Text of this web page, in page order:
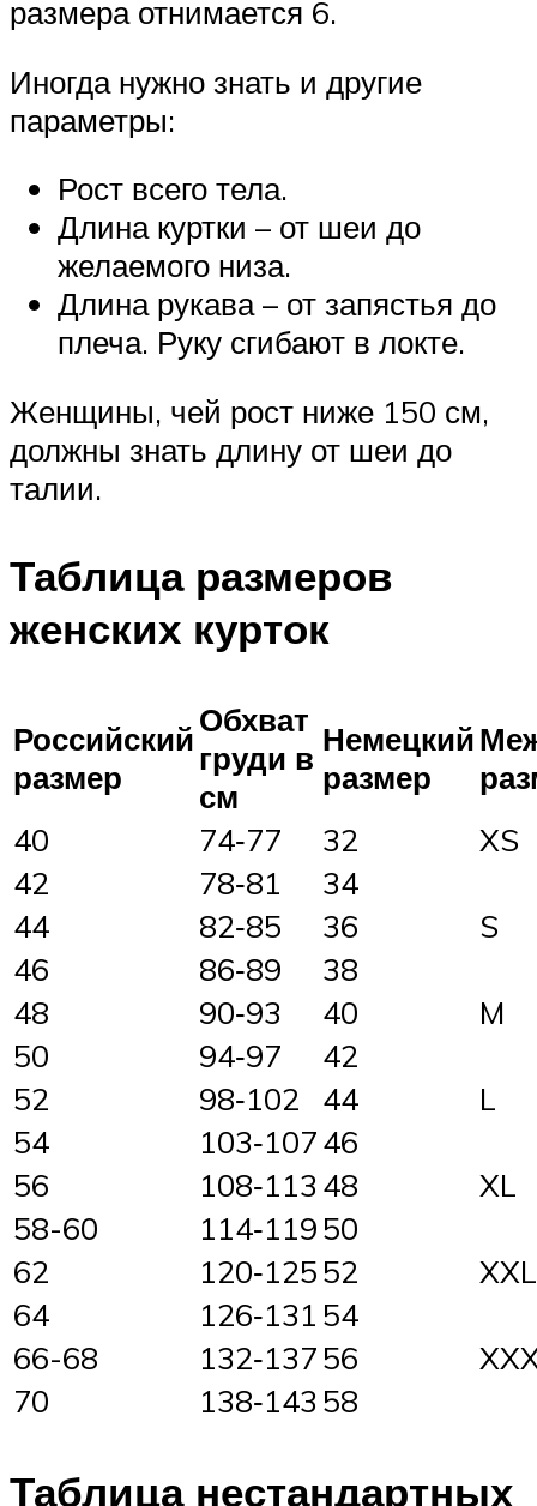
размера отнимается 6.
Иногда нужно знать и другие
параметры:
Рост всего тела.
Длина куртки – от шеи до
желаемого низа.
Длина рукава – от запястья до
плеча. Руку сгибают в локте.
Женщины, чей рост ниже 150 см,
должны знать длину от шеи до
талии.
Таблица размеров
женских курток
Российский
размер
Обхват
груди в
см
Немецкий
размер
40
74‑77 32
XS
42
78‑81
34
44
82‑85 36
S
46
86‑89
38
48
90‑93 40
M
50
94‑97
42
52
98‑102 44
L
54
103‑10746
56
108‑113 48
XL
58-60
114‑11950
62
120‑12552
XXL
64
126‑131 54
66-68
132‑13756
70
138‑143 58
Таблица нестандартных